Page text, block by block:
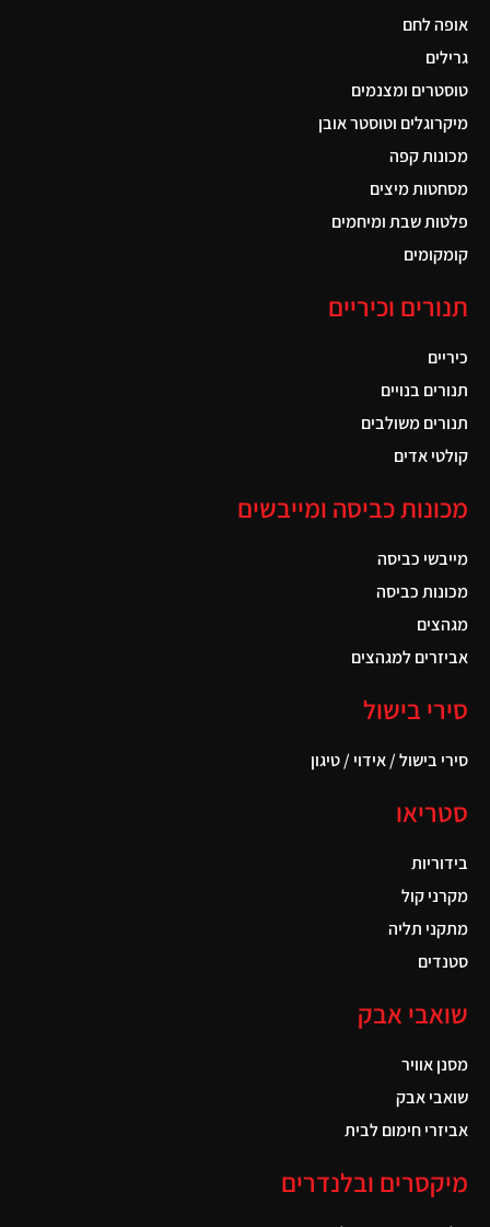
אופה לחם
גרילים
טוסטרים ומצנמים
מיקרוגלים וטוסטר אובן
מכונות קפה
מסחטות מיצים
פלטות שבת ומיחמים
קומקומים
תנורים וכיריים
כיריים
תנורים בנויים
תנורים משולבים
קולטי אדים
מכונות כביסה ומייבשים
מייבשי כביסה
מכונות כביסה
מגהצים
אביזרים למגהצים
סירי בישול
סירי בישול / אידוי / טיגון
סטריאו
בידוריות
מקרני קול
מתקני תליה
סטנדים
שואבי אבק
מסנן אוויר
שואבי אבק
אביזרי חימום לבית
מיקסרים ובלנדרים